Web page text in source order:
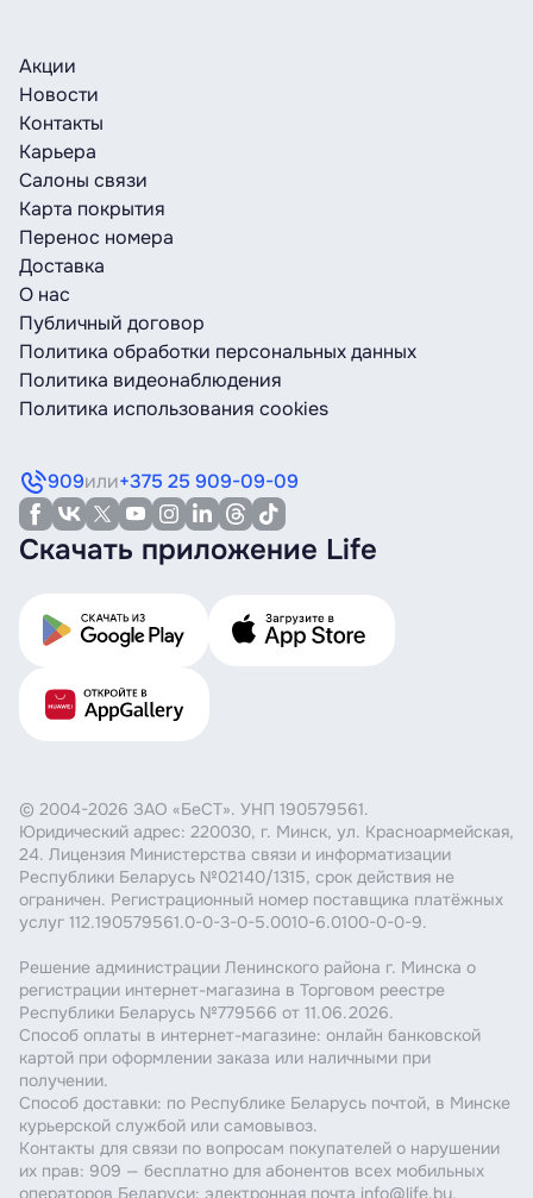
Акции
Новости
Контакты
Карьера
Салоны связи
Карта покрытия
Перенос номера
Доставка
О нас
Публичный договор
Политика обработки персональных данных
Политика видеонаблюдения
Политика использования cookies
909или+375 25 909-09-09
Скачать приложение Life
© 2004-2026 ЗАО «БеСТ». УНП 190579561.
Юридический адрес: 220030, г. Минск, ул. Красноармейская,
24. Лицензия Министерства связи и информатизации
Республики Беларусь №02140/1315, срок действия не
ограничен. Регистрационный номер поставщика платёжных
услуг 112.190579561.0-0-3-0-5.0010-6.0100-0-0-9.
Решение администрации Ленинского района г. Минска о
регистрации интернет-магазина в Торговом реестре
Республики Беларусь №779566 от 11.06.2026.
Способ оплаты в интернет-магазине: онлайн банковской
картой при оформлении заказа или наличными при
получении.
Способ доставки: по Республике Беларусь почтой, в Минске
курьерской службой или самовывоз.
Контакты для связи по вопросам покупателей о нарушении
их прав: 909 — бесплатно для абонентов всех мобильных
операторов Беларуси; электронная почта info@life.by.